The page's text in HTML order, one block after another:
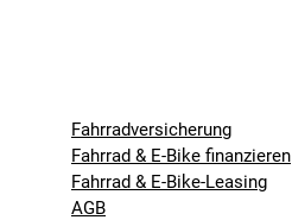
Fahrradversicherung
Fahrrad & E-Bike finanzieren
Fahrrad & E-Bike-Leasing
AGB